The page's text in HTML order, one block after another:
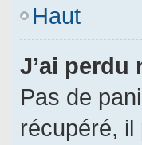
Haut
J’ai perdu
Pas de
récupéré,